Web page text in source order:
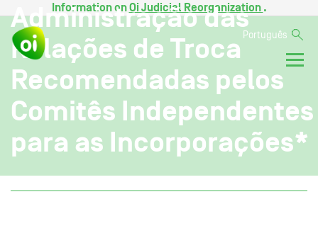
Information onOi Judicial Reorganization .
Português
Administração das
Relações de Troca
Recomendadas pelos
Comitês Independentes
para as Incorporações*